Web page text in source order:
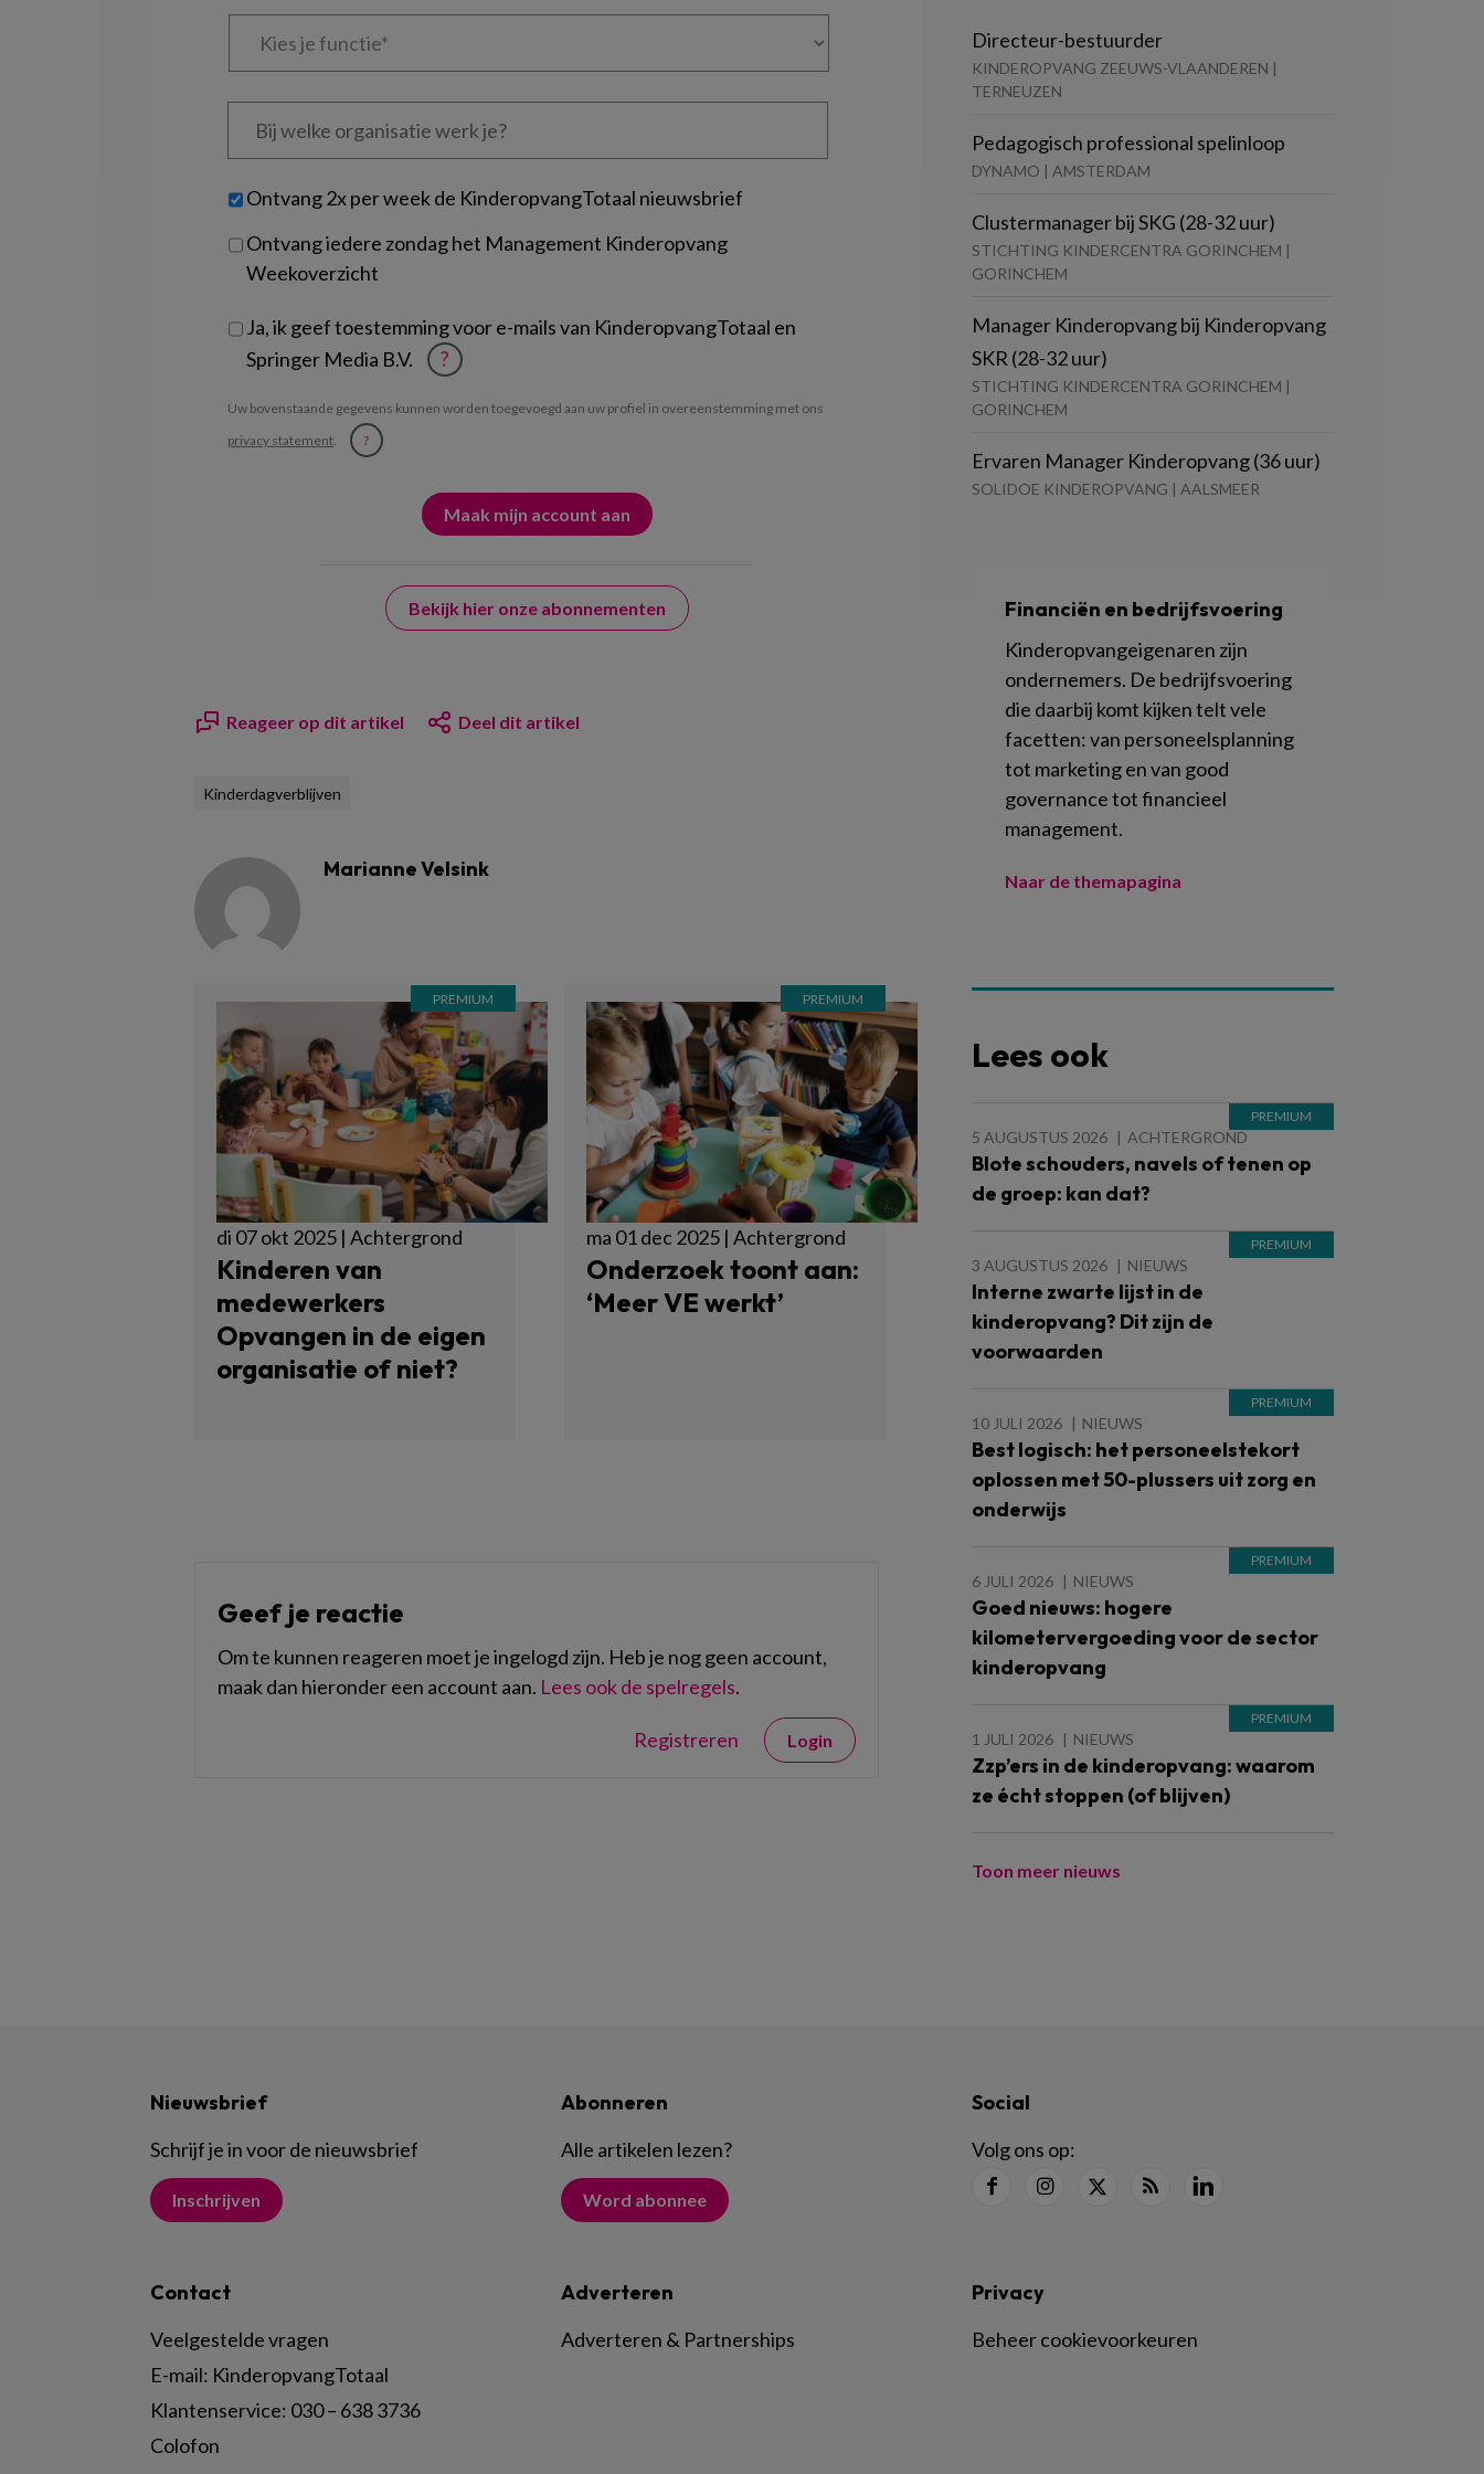
Kies
Bij
welke
je?
Untitled
Ontvang 2x per week de KinderopvangTotaal nieuwsbrief
Ontvang iedere zondag het Management Kinderopvang
Weekoverzicht
Ja, ik geef toestemming voor e-mails van KinderopvangTotaal en
Springer Media B.V.
?
Uw bovenstaande gegevens kunnen worden toegevoegd aan uw profiel in overeenstemming met ons
privacy statement. ?
Bekijk hier onze abonnementen
Reageer op dit artikel Deel dit artikel
Kinderdagverblijven
Marianne Velsink
di 07 okt 2025 | Achtergrond
Kinderen van
medewerkers
Opvangen in de eigen
organisatie of niet?
ma 01 dec 2025 | Achtergrond
Onderzoek toont aan:
‘Meer VE werkt’
Geef je reactie
Om te kunnen reageren moet je ingelogd zijn. Heb je nog geen account,
maak dan hieronder een account aan. Lees ook de spelregels.
Registreren Login
Directeur-bestuurder
KINDEROPVANG ZEEUWS-VLAANDEREN |
TERNEUZEN
Pedagogisch professional spelinloop
DYNAMO | AMSTERDAM
Clustermanager bij SKG (28-32 uur)
STICHTING KINDERCENTRA GORINCHEM |
GORINCHEM
Manager Kinderopvang bij Kinderopvang
SKR (28-32 uur)
STICHTING KINDERCENTRA GORINCHEM |
GORINCHEM
Ervaren Manager Kinderopvang (36 uur)
SOLIDOE KINDEROPVANG | AALSMEER
Financiën en bedrijfsvoering
Kinderopvangeigenaren zijn
ondernemers. De bedrijfsvoering
die daarbij komt kijken telt vele
facetten: van personeelsplanning
tot marketing en van good
governance tot financieel
management.
Naar de themapagina
Lees ook
5 AUGUSTUS 2026 ACHTERGROND
Blote schouders, navels of tenen op
de groep: kan dat?
3 AUGUSTUS 2026 NIEUWS
Interne zwarte lijst in de
kinderopvang? Dit zijn de
voorwaarden
10 JULI 2026 NIEUWS
Best logisch: het personeelstekort
oplossen met 50-plussers uit zorg en
onderwijs
6 JULI 2026 NIEUWS
Goed nieuws: hogere
kilometervergoeding voor de sector
kinderopvang
1 JULI 2026 NIEUWS
Zzp’ers in de kinderopvang: waarom
ze écht stoppen (of blijven)
Toon meer nieuws
Nieuwsbrief
Schrijf je in voor de nieuwsbrief
Inschrijven
Abonneren
Alle artikelen lezen?
Word abonnee
Social
Volg ons op:
Contact
Veelgestelde vragen
E-mail: KinderopvangTotaal
Klantenservice: 030 – 638 3736
Colofon
Adverteren
Adverteren & Partnerships
Privacy
Beheer cookievoorkeuren